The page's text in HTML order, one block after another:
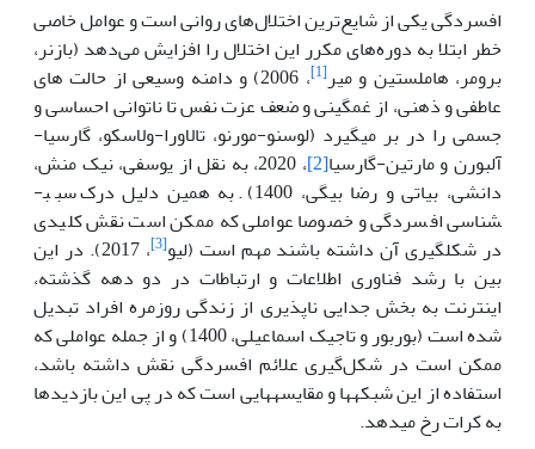
افسردگی یکی از شایع‌ترین اختلال‌های روانی است و عوامل خاصی
خطر ابتلا به دوره‌های مکرر این اختلال را افزایش می‌دهد (بازنر،
برومر، هاملستین و میر[1]
، 2006) و دامنه وسیعی از حالت های
عاطفی و ذهنی، از غمگینی و ضعف عزت نفس تا ناتوانی احساسی و
جسمی را در بر می­گیرد (لوسنو-مورنو، تالاورا-ولاسکو، گارسیا-
آلبورن و مارتین-گارسیا[2]
، 2020، به نقل از یوسفی، نیک منش،
دانشی، بیاتی و رضا بیگی، 1400). به همین دلیل درک سبب­
شناسی افسردگی و خصوصا عواملی که ممکن است نقش کلیدی
در شکل­گیری آن داشته باشند مهم است (لیو[3]
، 2017). در این
بین با رشد فناوری اطلاعات و ارتباطات در دو دهه گذشته،
اینترنت به بخش جدایی ناپذیری از زندگی روزمره افراد تبدیل
شده است (بوربور و تاجیک اسماعیلی، 1400) و از جمله عواملی که
ممکن است در شکل‌گیری علائم افسردگی نقش داشته باشد،
استفاده از این شبکه­ها و مقایسه­هایی است که در پی این بازدیدها
به کرات رخ می­دهد.